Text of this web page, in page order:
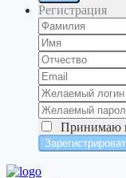
Регистрация
Принимаю